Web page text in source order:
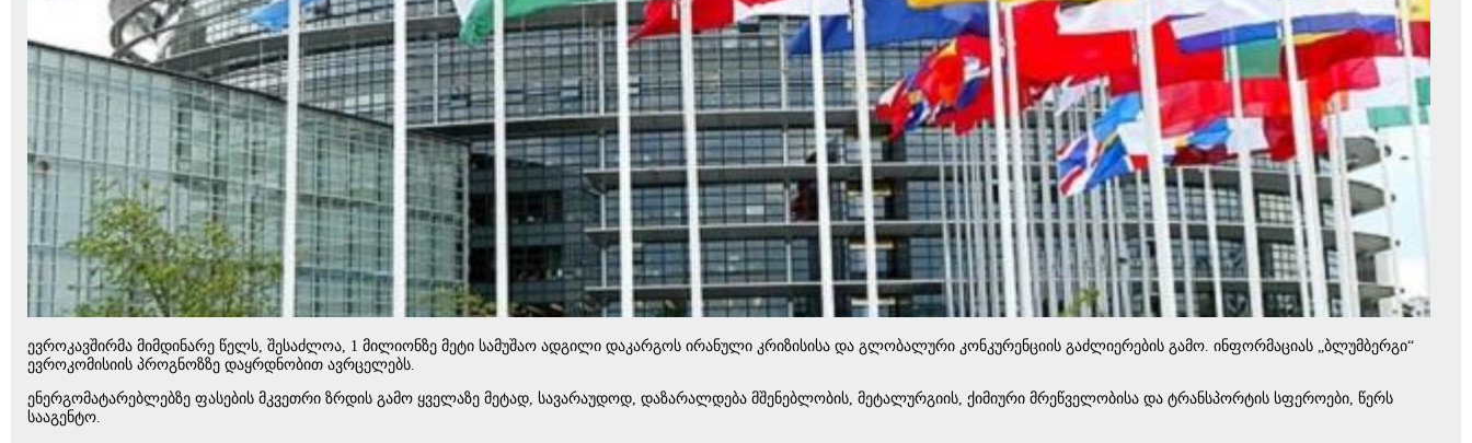
ევროკავშირმა მიმდინარე წელს, შესაძლოა, 1 მილიონზე მეტი სამუშაო ადგილი დაკარგოს ირანული კრიზისისა და გლობალური კონკურენციის გაძლიერების გამო. ინფორმაციას „ბლუმბერგი“
ევროკომისიის პროგნოზზე დაყრდნობით ავრცელებს.
ენერგომატარებლებზე ფასების მკვეთრი ზრდის გამო ყველაზე მეტად, სავარაუდოდ, დაზარალდება მშენებლობის, მეტალურგიის, ქიმიური მრეწველობისა და ტრანსპორტის სფეროები, წერს
სააგენტო.